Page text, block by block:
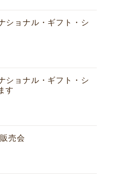
ショナル・ギフト・シ
ショナル・ギフト・シ
す
売会